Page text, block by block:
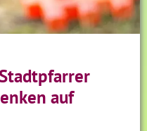
auf